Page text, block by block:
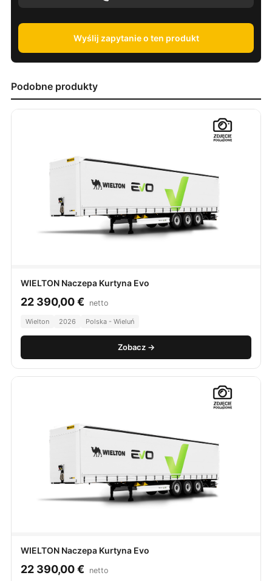
Wyślij zapytanie o ten produkt
Podobne produkty
WIELTON Naczepa Kurtyna Evo
22 390,00€ netto
Wielton 2026 Polska - Wieluń
Zobacz →
WIELTON Naczepa Kurtyna Evo
22 390,00€ netto